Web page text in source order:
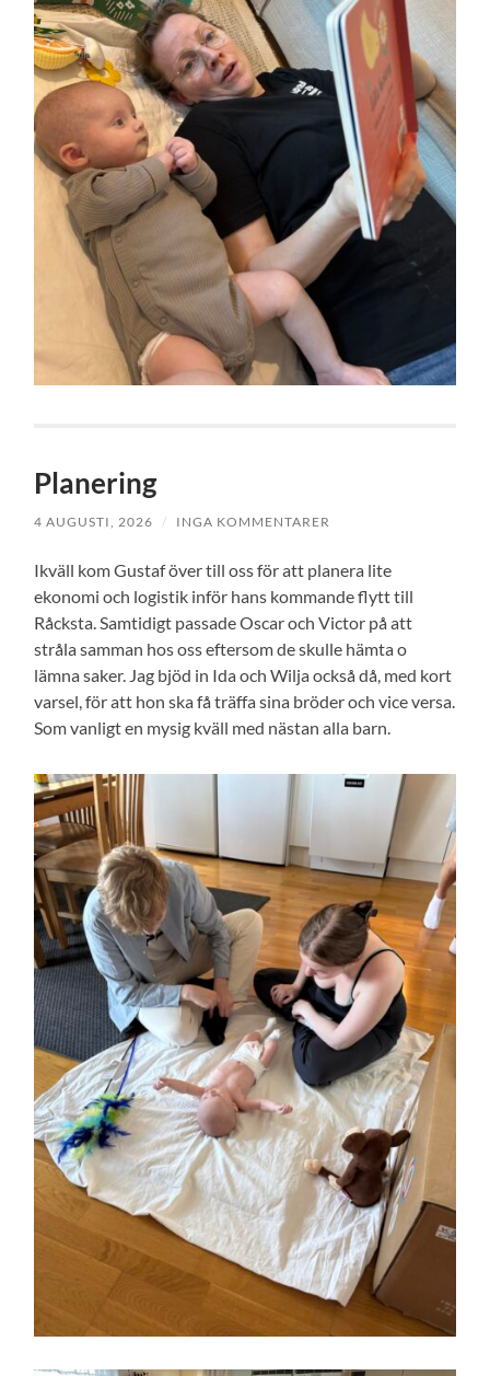
Planering
4 AUGUSTI, 2026 / INGA KOMMENTARER
Ikväll kom Gustaf över till oss för att planera lite
ekonomi och logistik inför hans kommande flytt till
Råcksta. Samtidigt passade Oscar och Victor på att
stråla samman hos oss eftersom de skulle hämta o
lämna saker. Jag bjöd in Ida och Wilja också då, med kort
varsel, för att hon ska få träffa sina bröder och vice versa.
Som vanligt en mysig kväll med nästan alla barn.